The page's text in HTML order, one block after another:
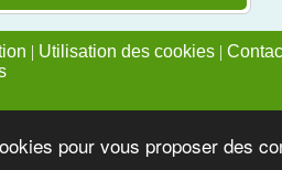
pour vous proposer des
| Utilisation des cookies |